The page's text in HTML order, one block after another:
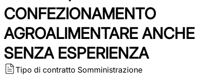
CONFEZIONAMENTO
AGROALIMENTARE ANCHE
SENZA ESPERIENZA
Tipo di contratto Somministrazione